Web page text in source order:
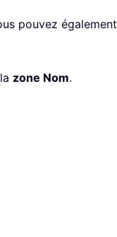
pouvez
zone Nom.